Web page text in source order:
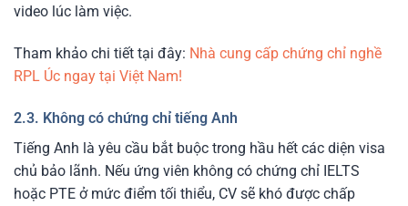
video lúc làm việc.
Tham khảo chi tiết tại đây: Nhà cung cấp chứng chỉ nghề
RPL Úc ngay tại Việt Nam!
2.3. Không có chứng chỉ tiếng Anh
Tiếng Anh là yêu cầu bắt buộc trong hầu hết các diện visa
chủ bảo lãnh. Nếu ứng viên không có chứng chỉ IELTS
hoặc PTE ở mức điểm tối thiểu, CV sẽ khó được chấp